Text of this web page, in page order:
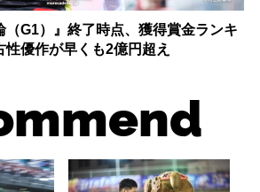
（G1）』終了時点、獲得賞金ランキ
性優作が早くも2億円超え